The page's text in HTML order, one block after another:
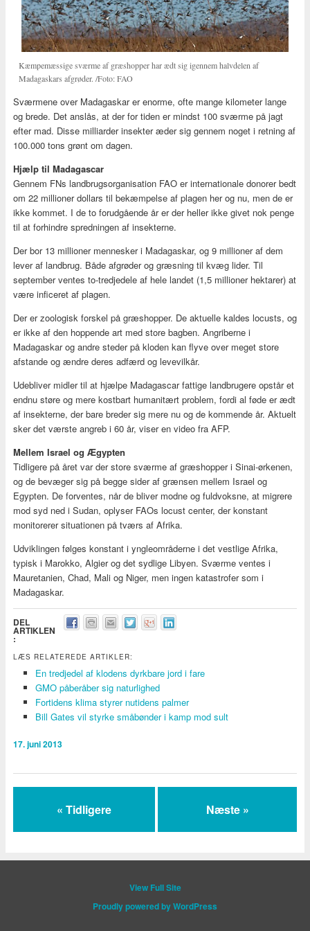
Kæmpemæssige sværme af græshopper har ædt sig igennem halvdelen af
Madagaskars afgrøder. /Foto: FAO
Sværmene over Madagaskar er enorme, ofte mange kilometer lange
og brede. Det anslås, at der for tiden er mindst 100 sværme på jagt
efter mad. Disse milliarder insekter æder sig gennem noget i retning af
100.000 tons grønt om dagen.
Hjælp til Madagascar
Gennem FNs landbrugsorganisation FAO er internationale donorer bedt
om 22 millioner dollars til bekæmpelse af plagen her og nu, men de er
ikke kommet. I de to forudgående år er der heller ikke givet nok penge
til at forhindre spredningen af insekterne.
Der bor 13 millioner mennesker i Madagaskar, og 9 millioner af dem
lever af landbrug. Både afgrøder og græsning til kvæg lider. Til
september ventes to-tredjedele af hele landet (1,5 millioner hektarer) at
være inficeret af plagen.
Der er zoologisk forskel på græshopper. De aktuelle kaldes locusts, og
er ikke af den hoppende art med store bagben. Angriberne i
Madagaskar og andre steder på kloden kan flyve over meget store
afstande og ændre deres adfærd og levevilkår.
Udebliver midler til at hjælpe Madagascar fattige landbrugere opstår et
endnu støre og mere kostbart humanitært problem, fordi al føde er ædt
af insekterne, der bare breder sig mere nu og de kommende år. Aktuelt
sker det værste angreb i 60 år, viser en video fra AFP.
Mellem Israel og Ægypten
Tidligere på året var der store sværme af græshopper i Sinai-ørkenen,
og de bevæger sig på begge sider af grænsen mellem Israel og
Egypten. De forventes, når de bliver modne og fuldvoksne, at migrere
mod syd ned i Sudan, oplyser FAOs locust center, der konstant
monitorerer situationen på tværs af Afrika.
Udviklingen følges konstant i yngleområderne i det vestlige Afrika,
typisk i Marokko, Algier og det sydlige Libyen. Sværme ventes i
Mauretanien, Chad, Mali og Niger, men ingen katastrofer som i
Madagaskar.
DEL
ARTIKLEN
:
LÆS RELATEREDE ARTIKLER:
En tredjedel af klodens dyrkbare jord i fare
GMO påberåber sig naturlighed
Fortidens klima styrer nutidens palmer
Bill Gates vil styrke småbønder i kamp mod sult
17. juni 2013
« Tidligere Næste »
View Full Site
Proudly powered by WordPress